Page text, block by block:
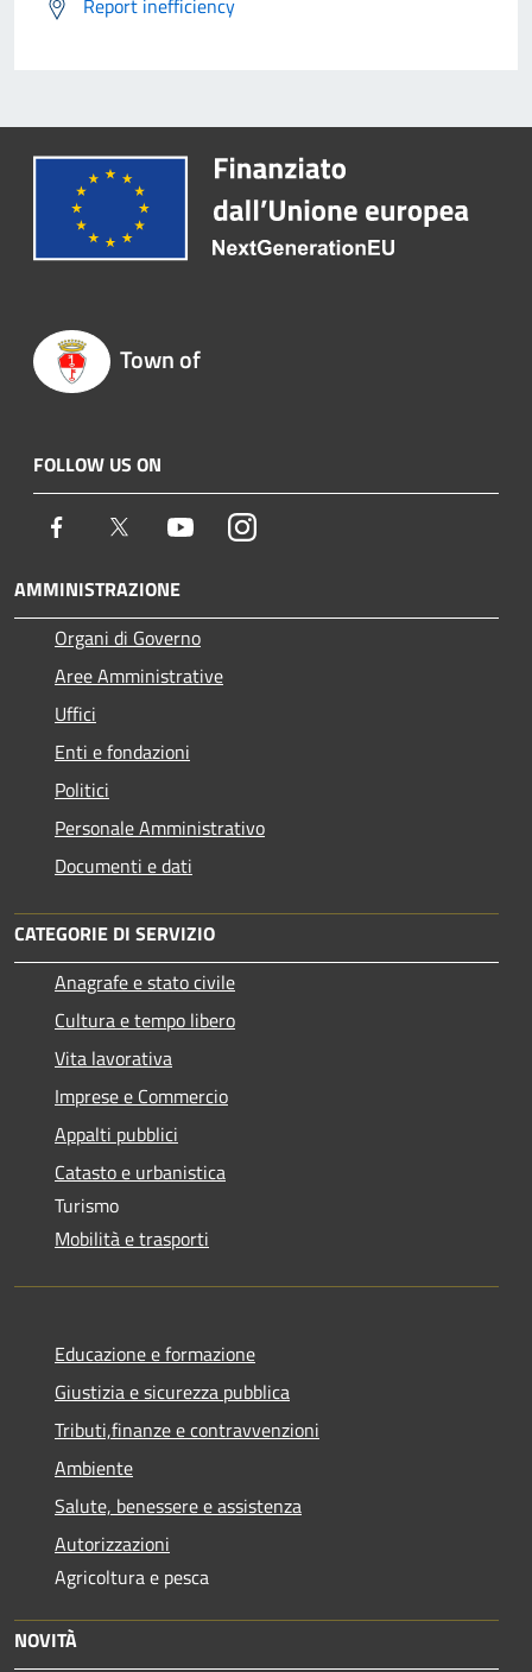
Report inefficiency
Town of
FOLLOW US ON
Facebook Twitter YoutubeInstagram
AMMINISTRAZIONE
Organi di Governo
Aree Amministrative
Uffici
Enti e fondazioni
Politici
Personale Amministrativo
Documenti e dati
CATEGORIE DI SERVIZIO
Anagrafe e stato civile
Cultura e tempo libero
Vita lavorativa
Imprese e Commercio
Appalti pubblici
Catasto e urbanistica
Turismo
Mobilità e trasporti
Educazione e formazione
Giustizia e sicurezza pubblica
Tributi,finanze e contravvenzioni
Ambiente
Salute, benessere e assistenza
Autorizzazioni
Agricoltura e pesca
NOVITÀ